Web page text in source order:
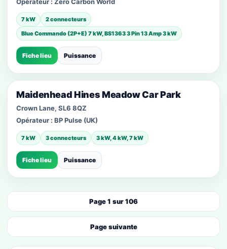
7 kW
2 connecteurs
Blue Commando (2P+E) 7 kW, BS1363 3 Pin 13 Amp 3 kW
Fiche lieu Puissance
Maidenhead Hines Meadow Car Park
Crown Lane, SL6 8QZ
Opérateur : BP Pulse (UK)
7 kW 3 connecteurs 3 kW, 4 kW, 7 kW
Fiche lieu Puissance
Page 1 sur 106
Page suivante